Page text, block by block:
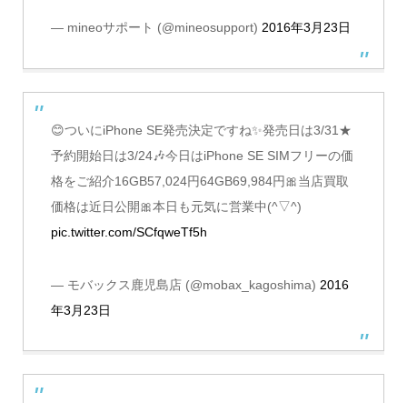
— mineoサポート (@mineosupport) 2016年3月23日
😊ついにiPhone SE発売決定ですね✨発売日は3/31★
予約開始日は3/24🎶今日はiPhone SE SIMフリーの価
格をご紹介16GB57,024円64GB69,984円🎀当店買取
価格は近日公開🎀本日も元気に営業中(^▽^)
pic.twitter.com/SCfqweTf5h
— モバックス鹿児島店 (@mobax_kagoshima) 2016
年3月23日